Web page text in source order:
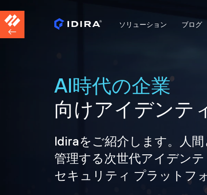
ソリューション ブログ
AI時代の企業
向けアイデンテ
Idiraをご紹介します。人
管理する次世代アイデンテ
セキュリティ プラットフ